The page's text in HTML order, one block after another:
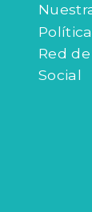
Red
Social